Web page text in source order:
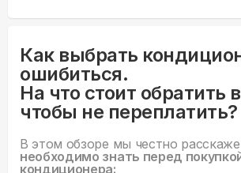
Как выбрать
ошибиться.
На что стоит обратить
чтобы не переплатить?
В этом обзоре мы честно
необходимо знать перед
кондиционера: